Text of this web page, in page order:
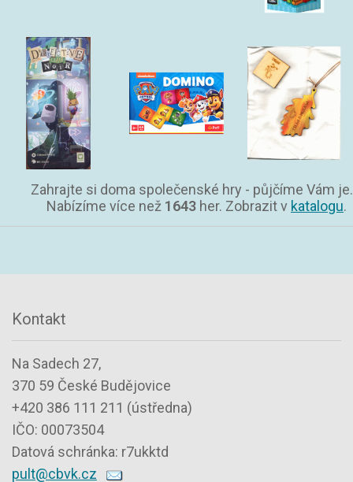
Zahrajte si doma společenské hry - půjčíme Vám je.
Nabízíme více než 1643 her. Zobrazit v katalogu.
Kontakt
Na Sadech 27,
370 59 České Budějovice
+420 386 111 211 (ústředna)
IČO: 00073504
Datová schránka: r7ukktd
pult@cbvk.cz